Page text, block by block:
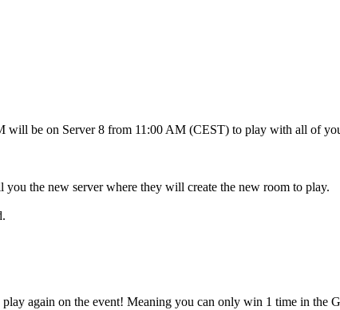
will be on Server 8 from 11:00 AM (CEST) to play with all of
the new server where they will create the new room to play.
again on the event! Meaning you can only win 1 time in the